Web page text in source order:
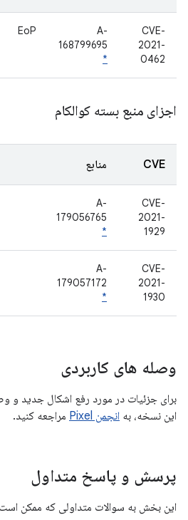
CVE-
2021-
0462
A-
168799695
*
EoP
اجزای منبع بسته کوالکام
CVE منابع
CVE-
2021-
1929
A-
179056765
*
CVE-
2021-
1930
A-
179057172
*
وصله های کاربردی
برای جزئیات در مورد رفع اشکال جدید و
این نسخه، به انجمن Pixel مراجعه کنید.
پرسش و پاسخ متداول
این بخش به سوالات متداولی که ممکن